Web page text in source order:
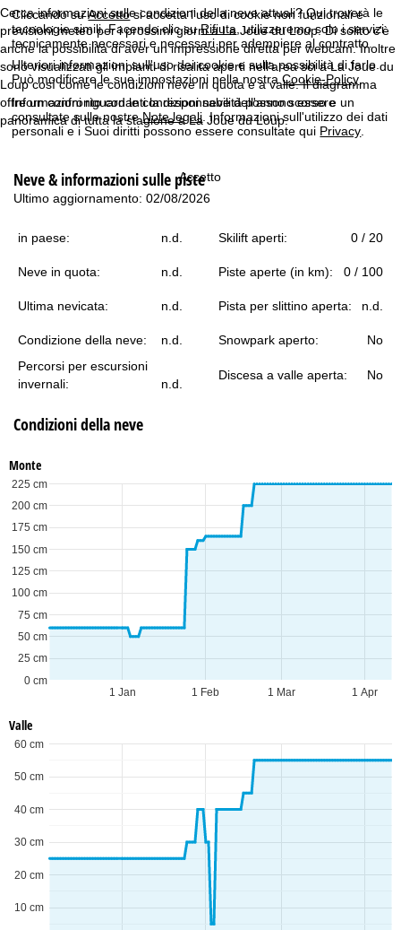
Cliccando suAccettosi accetta l'uso di cookie non funzionali e
tecnologie simili. Facendo clic suRifiuta , utilizzeremo solo i servizi
tecnicamente necessari e necessari per adempiere al contratto.
Ulteriori informazioni sull'uso dei cookie e sulla possibilità di farlo.
Può modificare le sue impostazioni nella nostraCookie-Policy.
Informazioni riguardanti la responsabilità possono essere
consultate sulle nostreNote legali. Informazioni sull'utilizzo dei dati
personali e i Suoi diritti possono essere consultate qui Privacy.
Accetto
e
p
a
g
Cerca informazioni sulle condizioni della neve attuali? Qui troverà le
previsioni meteo per i prossimi giorni a La Joue du Loup. Di solito c'è
anche la possibilità di aver un impressione diretta per webcam. Inoltre
sono visualizzati gli impianti di risalita aperti nell'area sci a La Joue du
Loup così come le condizioni neve in quota e a valle. Il diagramma
offre un confronto con le condizioni neve dell'anno scorso e un
panoramica di tutta la stagione a La Joue du Loup.
Neve & informazioni sulle piste
Ultimo aggiornamento: 02/08/2026
in paese: n.d. Skilift aperti: 0 / 20
Neve in quota: n.d. Piste aperte (in km): 0 / 100
Ultima nevicata: n.d. Pista per slittino aperta: n.d.
Condizione della neve: n.d. Snowpark aperto:
No
Percorsi per escursioni
invernali:
n.d.
Discesa a valle aperta: No
Condizioni della neve
Monte
1 Jan 1 Feb 1 Mar 1 Apr
0 cm
25 cm
50 cm
75 cm
100 cm
125 cm
150 cm
175 cm
200 cm
225 cm
Valle
10 cm
20 cm
30 cm
40 cm
50 cm
60 cm